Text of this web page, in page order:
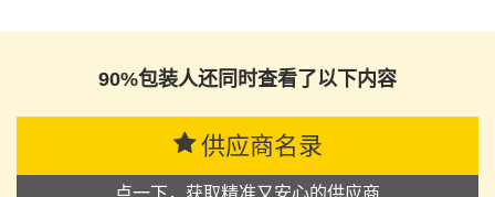
90%包装人还同时查看了以下内容
供应商名录
点一下，获取精准又安心的供应商